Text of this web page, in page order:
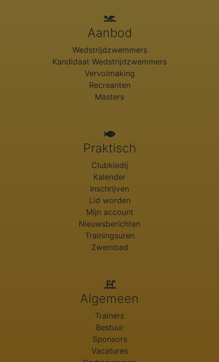
Aanbod
Wedstrijdzwemmers
Kandidaat Wedstrijdzwemmers
Vervolmaking
Recreanten
Masters
Praktisch
Clubkledij
Kalender
Inschrijven
Lid worden
Mijn account
Nieuwsberichten
Trainingsuren
Zwembad
Algemeen
Trainers
Bestuur
Sponsors
Vacatures